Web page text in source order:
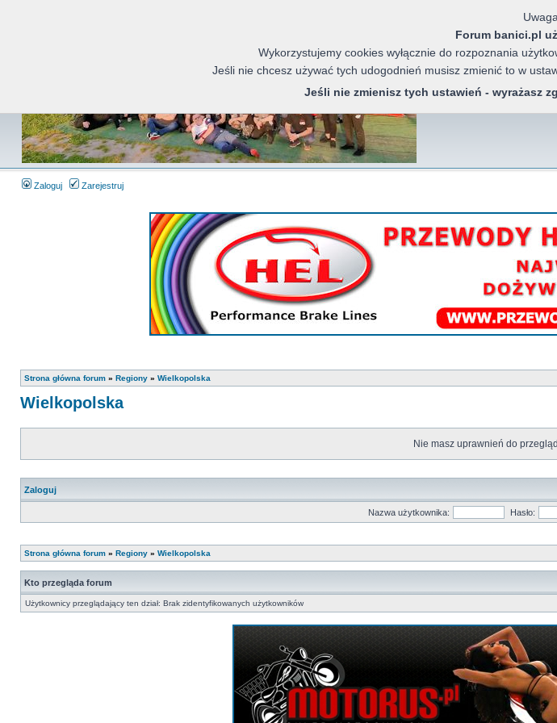
Zaloguj Zarejestruj
Strona główna forum » Regiony » Wielkopolska
Wielkopolska
Nie masz uprawnień do
Zaloguj
Nazwa użytkownika: Hasło:
Strona główna forum » Regiony » Wielkopolska
Kto przegląda forum
Użytkownicy przeglądający ten dział: Brak zidentyfikowanych użytkowników
Forum banici.pl
Wykorzystujemy cookies wyłącznie do rozpoznania
Jeśli nie chcesz używać tych udogodnień musisz zmienić to w
Jeśli nie zmienisz tych ustawień - wyrażasz